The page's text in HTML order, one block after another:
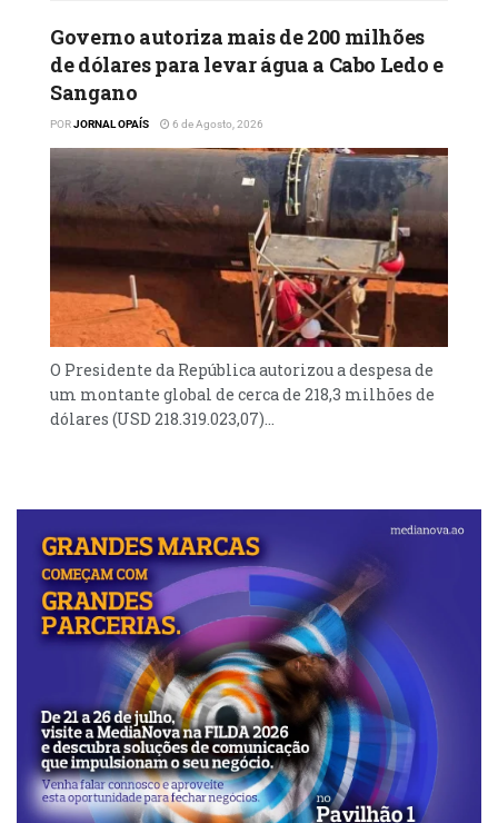
Governo autoriza mais de 200 milhões
de dólares para levar água a Cabo Ledo e
Sangano
PORJORNAL OPAÍS 6 de Agosto, 2026
O Presidente da República autorizou a despesa de
um montante global de cerca de 218,3 milhões de
dólares (USD 218.319.023,07)...